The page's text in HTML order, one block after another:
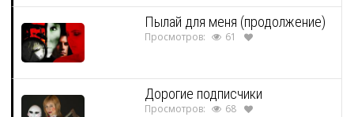
Пылай для меня (продолжение)
Просмотров: 61
Дорогие подписчики
Просмотров: 68